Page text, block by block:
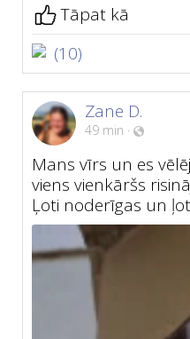
Tāpat kā
(10)
Zane D.
49 min ·
Mans vīrs un es
viens vienkāršs
Ļoti noderīgas un